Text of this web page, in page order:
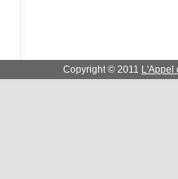
Copyright © 2011 L'Appel